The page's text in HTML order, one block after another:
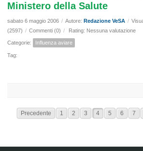
Ministero della Salute
sabato 6 maggio 2006 / Autore: Redazione VeSA /
(2597) / Commenti (0) / Rating: Nessuna valutazione
Categorie: Influenza aviare
Tag:
Precedente 1 2 3 4 5 6 7